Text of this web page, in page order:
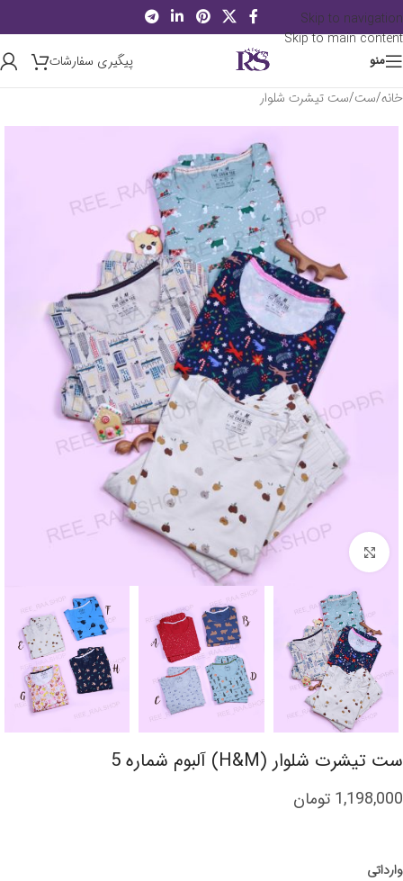
Skip to navigation
Skip to main content
منو
پیگیری سفارشات
خانه/ست/ست تیشرت شلوار
برای بزرگنمایی کلیک کنید
ست تیشرت شلوار (H&M) آلبوم شماره 5
1,198,000 تومان
وارداتی